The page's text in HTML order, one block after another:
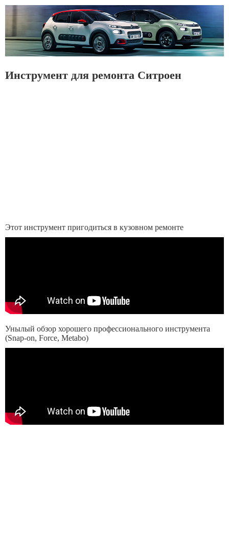
Инструмент для ремонта Ситроен
Этот инструмент пригодиться в кузовном ремонте
Унылый обзор хорошего профессионального инструмента
(Snap-on, Force, Metabo)